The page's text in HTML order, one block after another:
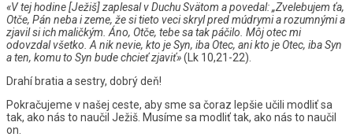
«V tej hodine [Ježiš]zaplesal v Duchu Svätom a povedal: „Zvelebujem ťa,
Otče, Pán neba i zeme, že si tieto veci skryl pred múdrymi a rozumnými a
zjavil si ich maličkým. Áno, Otče, tebe sa tak páčilo. Môj otec mi
odovzdal všetko. A nik nevie, kto je Syn, iba Otec, ani kto je Otec, iba Syn
a ten, komu to Syn bude chcieť zjaviť»(Lk 10,21-22).
Drahí bratia a sestry, dobrý deň!
Pokračujeme v našej ceste, aby sme sa čoraz lepšie učili modliť sa
tak, ako nás to naučil Ježiš. Musíme sa modliť tak, ako nás to naučil
on.